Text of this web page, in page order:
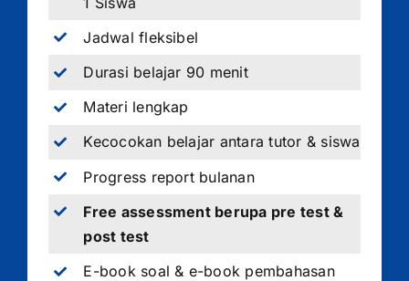
Jadwal fleksibel
Durasi belajar 90 menit
Materi lengkap
Kecocokan belajar antara tutor & siswa
Progress report bulanan
Free assessment berupa pre test &
post test
E-book soal & e-book pembahasan